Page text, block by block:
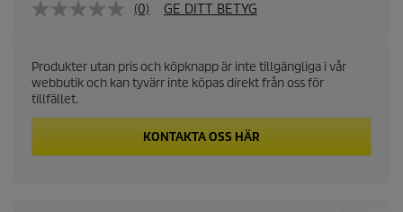
(0) GE DITT BETYG
Produkter utan pris och köpknapp är inte tillgängliga i vår
webbutik och kan tyvärr inte köpas direkt från oss för
tillfället.
KONTAKTA OSS HÄR